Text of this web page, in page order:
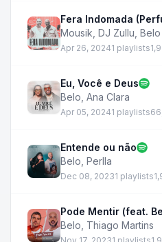
Fera Indomada
Mousik DJ Zullu Belo
Apr 26, 20241 playlists
Eu, Você e Deus
Belo Ana Clara
Apr 05, 20241 playlists
Entende ou não
Belo Perlla
Dec 08, 20231 playlists
Pode Mentir (feat.
Belo Thiago Martins